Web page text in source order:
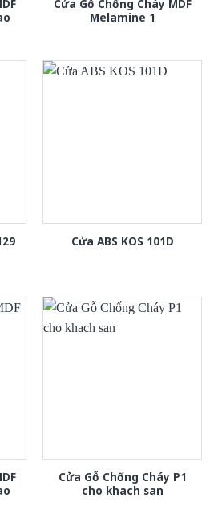
Cửa Gỗ Chống Cháy MDF
Melamine 1
Cửa ABS KOS 101D
Cửa Gỗ Chống Cháy P1
cho khach san